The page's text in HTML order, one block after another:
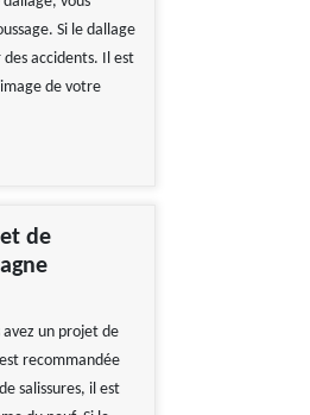
Si le dallage
accidents. Il est
de votre
de
avez un projet de
recommandée
salissures, il est